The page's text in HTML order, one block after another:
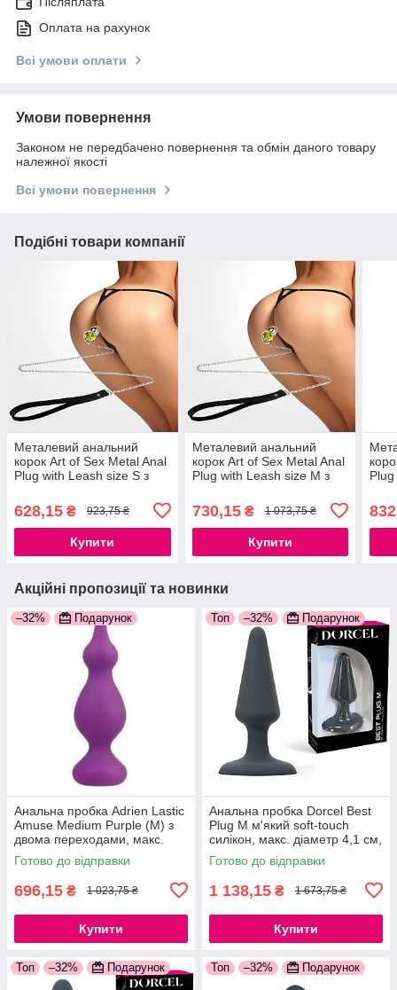
Оплата на рахунок
Всі умови оплати
Умови повернення
Законом не передбачено повернення та обмін даного товару
належної якості
Всі умови повернення
Подібні товари компанії
Металевий анальний
корок Art of Sex Metal Anal
Plug with Leash size S з
628,15 ₴ 923,75 ₴
Купити
Металевий анальний
корок Art of Sex Metal Anal
Plug with Leash size M з
730,15₴ 1 073,75 ₴
Купити
Акційні пропозиції та новинки
–32% Подарунок
Анальна пробка Adrien Lastic
Amuse Medium Purple (M) з
двома переходами, макс.
діаметр 3,6 см
777Store.com.ua
Готово до відправки
696,15 ₴ 1 023,75 ₴
Купити
Топ –32% Подарунок
Анальна пробка Dorcel Best
Plug M м'який soft-touch
силікон, макс. діаметр 4,1 см,
звужений і округлений кінчик,
м'який силікон
Готово до відправки
1 138,15 ₴ 1 673,75 ₴
Купити
Топ –32% Подарунок Топ –32% Подарунок